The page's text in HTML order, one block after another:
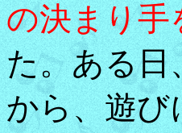
の決まり手
た。ある日
から、遊び